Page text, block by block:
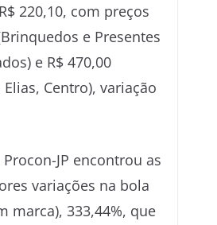
220,10, com preços
e Presentes
e R$ 470,00
Centro), variação
JP encontrou as
variações na bola
marca), 333,44%, que